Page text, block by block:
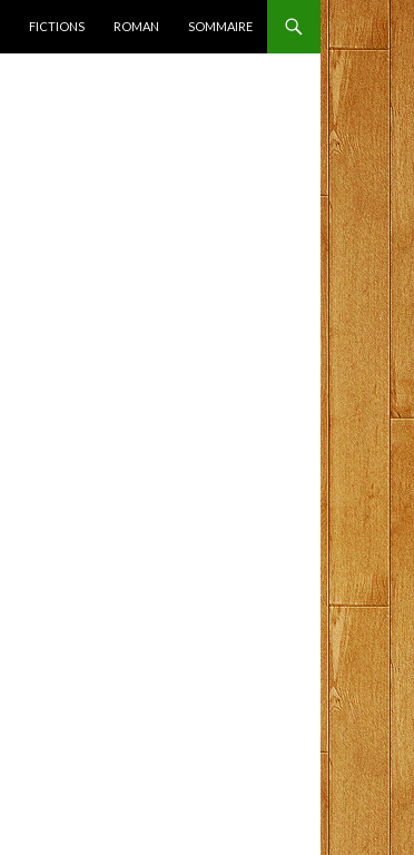
FICTIONS ROMAN SOMMAIRE